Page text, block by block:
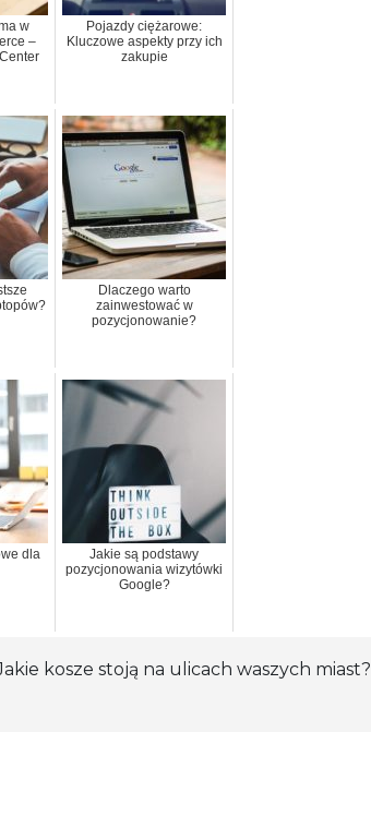
w
–
Pojazdy ciężarowe:
Kluczowe aspekty przy ich
zakupie
Dlaczego warto
zainwestować w
pozycjonowanie?
dla
Jakie są podstawy
pozycjonowania wizytówki
Google?
kosze stoją na ulicach waszych miast?